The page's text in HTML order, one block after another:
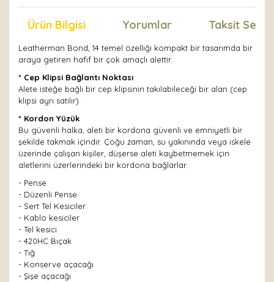
Ürün Bilgisi Yorumlar Taksit
Leatherman Bond, 14 temel özelliği kompakt bir tasarımda bir
araya getiren hafif bir çok amaçlı alettir.
* Cep Klipsi Bağlantı Noktası
Alete isteğe bağlı bir cep klipsinin takılabileceği bir alan (cep
klipsi ayrı satılır).
* Kordon Yüzük
Bu güvenli halka, aleti bir kordona güvenli ve emniyetli bir
şekilde takmak içindir. Çoğu zaman, su yakınında veya iskele
üzerinde çalışan kişiler, düşerse aleti kaybetmemek için
aletlerini üzerlerindeki bir kordona bağlarlar.
- Pense
- Düzenli Pense
- Sert Tel Kesiciler
- Kablo kesiciler
- Tel kesici
- 420HC Bıçak
- Tığ
- Konserve açacağı
- Şişe açacağı